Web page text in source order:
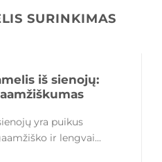
SURINKIMAS
iš sienojų:
yra puikus
ir lengvai...